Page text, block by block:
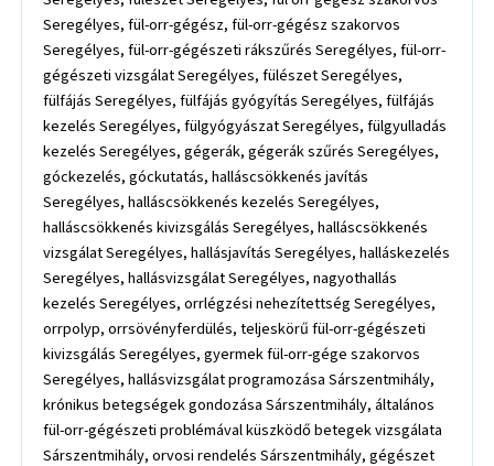
Seregélyes, fül-orr-gégész, fül-orr-gégész szakorvos
Seregélyes, fül-orr-gégészeti rákszűrés Seregélyes, fül-orr-
gégészeti vizsgálat Seregélyes, fülészet Seregélyes,
fülfájás Seregélyes, fülfájás gyógyítás Seregélyes, fülfájás
kezelés Seregélyes, fülgyógyászat Seregélyes, fülgyulladás
kezelés Seregélyes, gégerák, gégerák szűrés Seregélyes,
góckezelés, góckutatás, halláscsökkenés javítás
Seregélyes, halláscsökkenés kezelés Seregélyes,
halláscsökkenés kivizsgálás Seregélyes, halláscsökkenés
vizsgálat Seregélyes, hallásjavítás Seregélyes, halláskezelés
Seregélyes, hallásvizsgálat Seregélyes, nagyothallás
kezelés Seregélyes, orrlégzési nehezítettség Seregélyes,
orrpolyp, orrsövényferdülés, teljeskörű fül-orr-gégészeti
kivizsgálás Seregélyes, gyermek fül-orr-gége szakorvos
Seregélyes, hallásvizsgálat programozása Sárszentmihály,
krónikus betegségek gondozása Sárszentmihály, általános
fül-orr-gégészeti problémával küszködő betegek vizsgálata
Sárszentmihály, orvosi rendelés Sárszentmihály, gégészet